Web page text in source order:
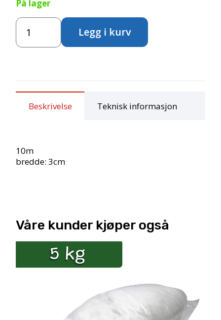
På lager
Strikket
strømpe
-
Legg i kurv
Beskrivelse Teknisk informasjon
10m
bredde: 3cm
Våre kunder kjøper også